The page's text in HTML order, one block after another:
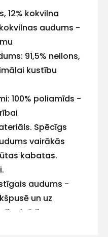
12% kokvilna
audums -
91,5% neilons,
kustību
100% poliamīds -
Spēcīgs
vairākās
kabatas.
audums -
un uz
brīvību.
pasts